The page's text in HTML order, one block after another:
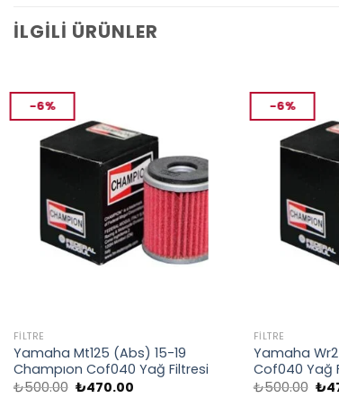
İLGILI ÜRÜNLER
-6%
FILTRE
Yamaha Mt125 (Abs) 15-19
Champıon Cof040 Yağ Filtresi
₺500.00 Orijinal
₺470.00
-6%
FILTRE
Yamaha
Cof040 Yağ
₺500.00 ₺